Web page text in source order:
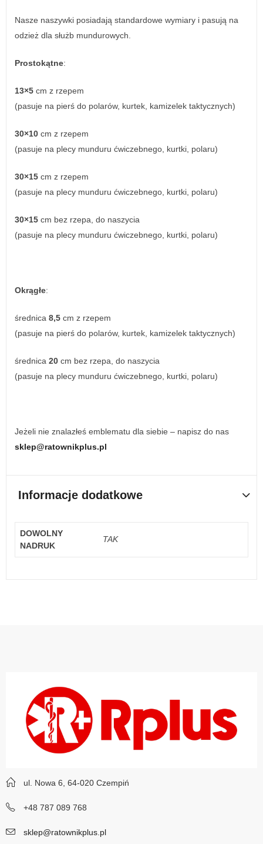
Nasze naszywki posiadają standardowe wymiary i pasują na
odzież dla służb mundurowych.
Prostokątne:
13×5 cm z rzepem
(pasuje na pierś do polarów, kurtek, kamizelek taktycznych)
30×10 cm z rzepem
(pasuje na plecy munduru ćwiczebnego, kurtki, polaru)
30×15 cm z rzepem
(pasuje na plecy munduru ćwiczebnego, kurtki, polaru)
30×15 cm bez rzepa, do naszycia
(pasuje na plecy munduru ćwiczebnego, kurtki, polaru)
Okrągłe:
średnica 8,5 cm z rzepem
(pasuje na pierś do polarów, kurtek, kamizelek taktycznych)
średnica 20 cm bez rzepa, do naszycia
(pasuje na plecy munduru ćwiczebnego, kurtki, polaru)
Jeżeli nie znalazłeś emblematu dla siebie – napisz do nas
sklep@ratownikplus.pl
Informacje dodatkowe
DOWOLNY
NADRUK
TAK
ul. Nowa 6, 64-020 Czempiń
+48 787 089 768
sklep@ratownikplus.pl